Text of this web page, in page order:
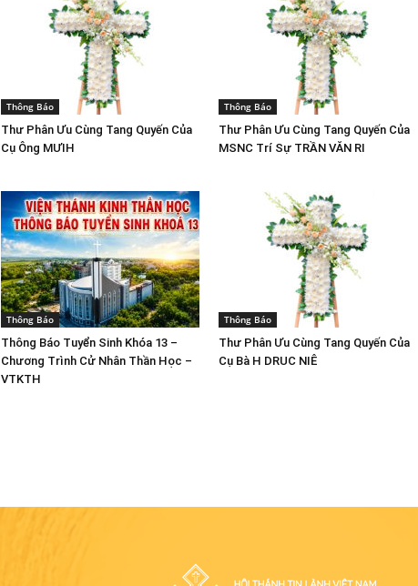
Thông Báo
Thư Phân Ưu Cùng Tang Quyến Của
Cụ Ông MƯIH
Thông Báo
Thư Phân Ưu Cùng Tang Quyến Của
MSNC Trí Sự TRẦN VĂN RI
Thông Báo
Thông Báo Tuyển Sinh Khóa 13 –
Chương Trình Cử Nhân Thần Học –
VTKTH
Thông Báo
Thư Phân Ưu Cùng Tang Quyến Của
Cụ Bà H DRUC NIÊ